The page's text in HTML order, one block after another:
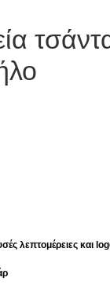
λεπτομέρειες και